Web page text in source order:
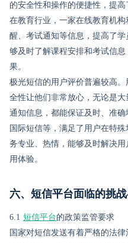
的安全性和操作的便捷性，提高
在教育行业，一家在线教育机
醒、考试通知等信息，提高了
够及时了解课程安排和考试信
果。
极光短信的用户评价普遍较高
全性让他们非常放心，无论是
通知信息，都能保证及时、准确
国际短信等，满足了用户在特
务专业、热情，能够及时解决
用体验。
六、短信平台面临的挑
6.1 短信平台的政策监管要求
国家对短信发送有着严格的法